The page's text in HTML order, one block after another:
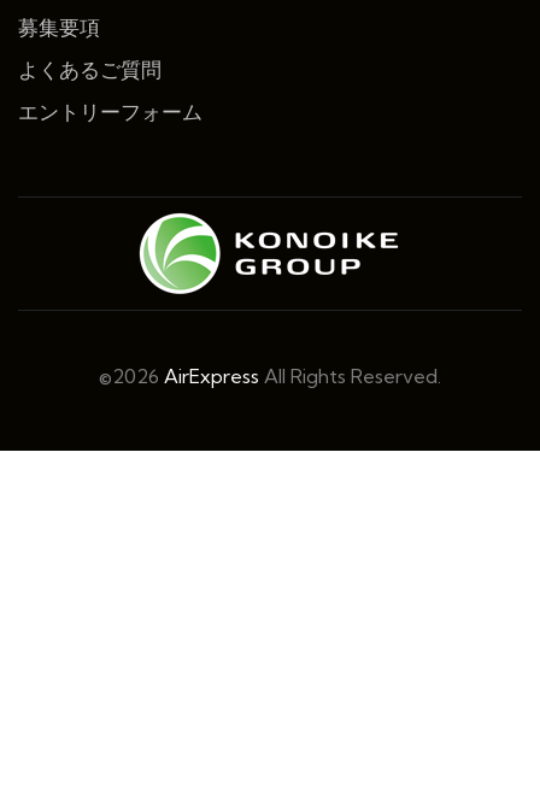
募集要項
よくあるご質問
エントリーフォーム
©2026 AirExpress All Rights Reserved.